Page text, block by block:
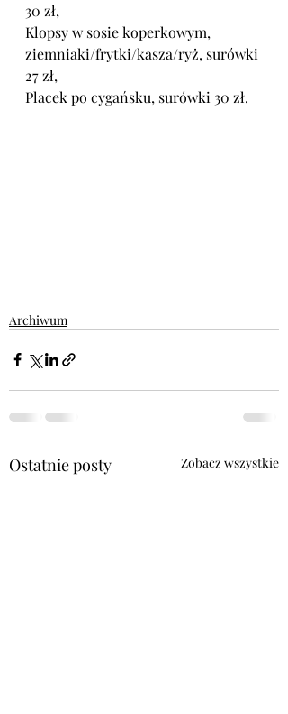
30 zł,
Klopsy w sosie koperkowym,
ziemniaki/frytki/kasza/ryż, surówki
27 zł,
Placek po cygańsku, surówki 30 zł.
Archiwum
Ostatnie posty Zobacz wszystkie